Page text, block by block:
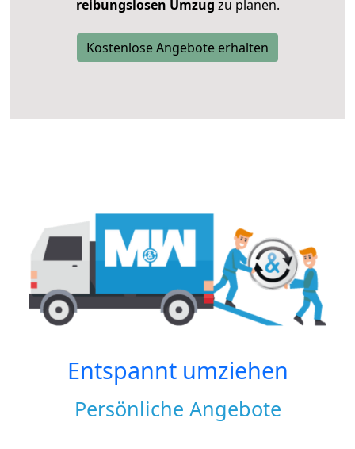
reibungslosen Umzug zu planen.
Kostenlose Angebote erhalten
Entspannt umziehen
Persönliche Angebote